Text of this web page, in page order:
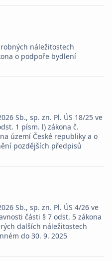
náležitostech
o podpoře bydlení
Sb., sp. zn. Pl. ÚS 18/25 ve
1 písm. l) zákona č.
území České republiky a o
pozdějších předpisů
Sb., sp. zn. Pl. ÚS 4/26 ve
části § 7 odst. 5 zákona
dalších náležitostech
do 30. 9. 2025